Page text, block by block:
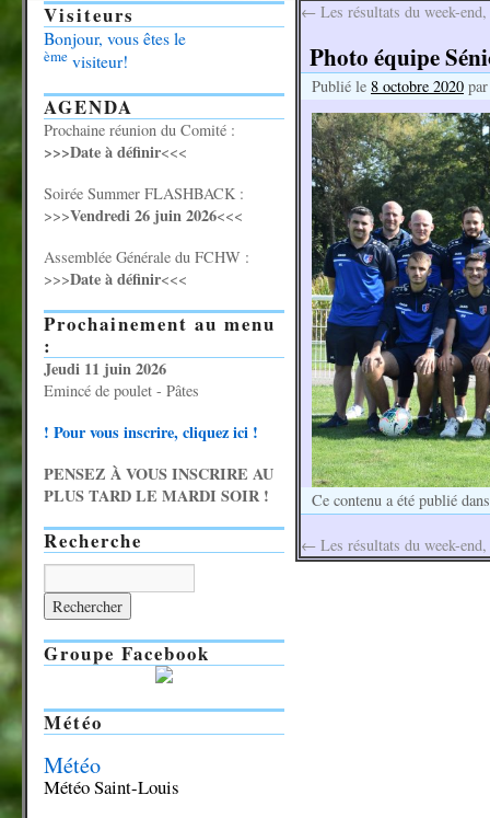
← Les résultats du week-
Photo équipe
Publié le 8 octobre 2020 par
Ce contenu a été publié
← Les résultats du week-
Visiteurs
Bonjour, vous êtes le
ème visiteur!
AGENDA
Prochaine réunion du Comité :
>>>Date à définir<<<
Soirée Summer FLASHBACK :
>>>Vendredi 26 juin 2026<<<
Assemblée Générale du FCHW :
>>>Date à définir<<<
Prochainement au menu
:
Jeudi 11 juin 2026
Emincé de poulet - Pâtes
! Pour vous inscrire, cliquez ici !
PENSEZ À VOUS INSCRIRE AU
PLUS TARD LE MARDI SOIR !
Recherche
Groupe Facebook
Météo
Météo
Météo Saint-Louis